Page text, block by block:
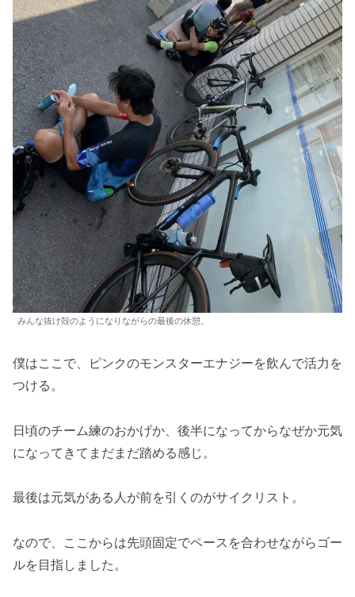
みんな抜け殻のようになりながらの最後の休憩。
僕はここで、ピンクのモンスターエナジーを飲んで活力を
つける。
日頃のチーム練のおかげか、後半になってからなぜか元気
になってきてまだまだ踏める感じ。
最後は元気がある人が前を引くのがサイクリスト。
なので、ここからは先頭固定でペースを合わせながらゴー
ルを目指しました。